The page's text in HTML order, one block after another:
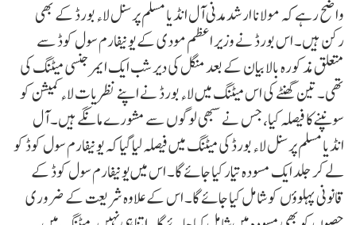
واضح رہے کہ مولانا ارشد مدنی آل انڈیا مسلم پرسنل لاء بورڈ کے بھی
رکن ہیں۔ اس بورڈ نے وزیر اعظم مودی کے یونیفارم سول کوڈ سے
متعلق مذکورہ بالا بیان کے بعد منگل کی دیر شب ایک ایمرجنسی میٹنگ کی
تھی۔ تین گھنٹے کی اس میٹنگ میں لاء بورڈ نے اپنے نظریات لاء کمیشن کو
سونپنے کا فیصلہ کیا، جس نے سبھی لوگوں سے مشورے مانگے ہیں۔ آل
انڈیا مسلم پرسنل لاء بورڈ کی میٹنگ میں فیصلہ لیا گیا کہ یونیفارم سول کوڈ کو
لے کر جلد ایک مسودہ تیار کیا جائے گا۔ اس میں یونیفارم سول کوڈ کے
قانونی پہلوؤں کو شامل کیا جائے گا۔ اس کے علاوہ شریعت کے ضروری